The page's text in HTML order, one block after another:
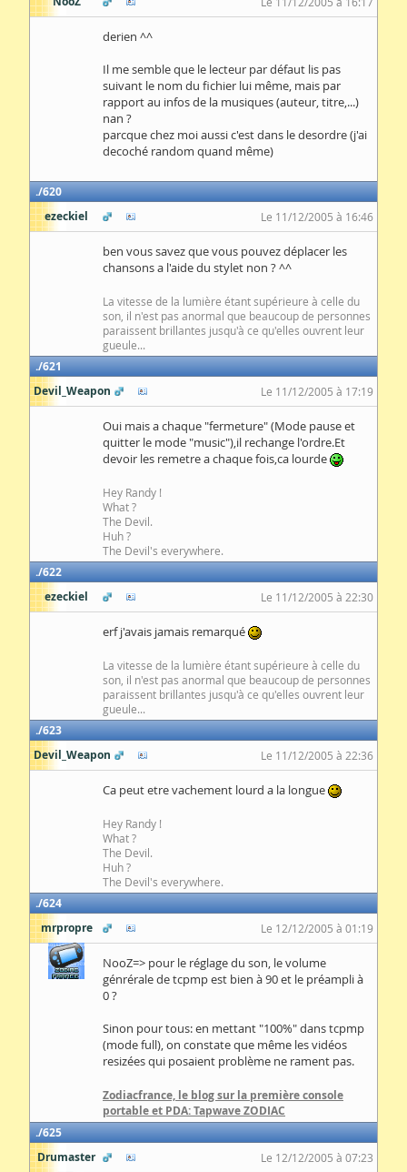
derien ^^
Il me semble que le lecteur par défaut lis pas
suivant le nom du fichier lui même, mais par
rapport au infos de la musiques (auteur, titre,...)
nan ?
parcque chez moi aussi c'est dans le desordre (j'ai
decoché random quand même)
620
ezeckiel
Le 11/12/2005 à 16:46
ben vous savez que vous pouvez déplacer les
chansons a l'aide du stylet non ? ^^
La vitesse de la lumière étant supérieure à celle du
son, il n'est pas anormal que beaucoup de personnes
paraissent brillantes jusqu'à ce qu'elles ouvrent leur
gueule...
621
Devil_Weapon
Le 11/12/2005 à 17:19
Oui mais a chaque "fermeture" (Mode pause et
quitter le mode "music"),il rechange l'ordre.Et
devoir les remetre a chaque fois,ca lourde
Hey Randy !
What ?
The Devil.
Huh ?
The Devil's everywhere.
622
ezeckiel
Le 11/12/2005 à 22:30
erf j'avais jamais remarqué
La vitesse de la lumière étant supérieure à celle du
son, il n'est pas anormal que beaucoup de personnes
paraissent brillantes jusqu'à ce qu'elles ouvrent leur
gueule...
623
Devil_Weapon
Le 11/12/2005 à 22:36
Ca peut etre vachement lourd a la longue
Hey Randy !
What ?
The Devil.
Huh ?
The Devil's everywhere.
624
mrpropre
Le 12/12/2005 à 01:19
NooZ=> pour le réglage du son, le volume
génrérale de tcpmp est bien à 90 et le préampli à
0 ?
Sinon pour tous: en mettant "100%" dans tcpmp
(mode full), on constate que même les vidéos
resizées qui posaient problème ne rament pas.
Zodiacfrance, le blog sur la première console
portable et PDA: Tapwave ZODIAC
625
Drumaster
Le 12/12/2005 à 07:23